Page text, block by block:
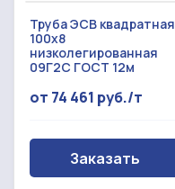
Труба ЭСВ квадратная
100x8
низколегированная
09Г2С ГОСТ 12м
от 74 461 руб./т
Заказать